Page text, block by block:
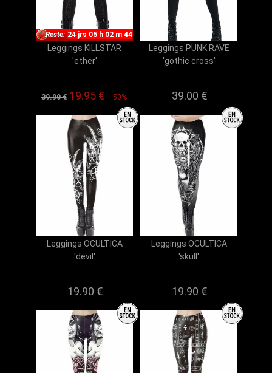
Reste:24 jrs 05 h 02 m 43
Leggings KILLSTAR
'ether'
39.90 € 19.95 € −50%
Leggings PUNK RAVE
'gothic cross'
39.00 €
Leggings OCULTICA
'devil'
19.90 €
Leggings OCULTICA
'skull'
19.90 €